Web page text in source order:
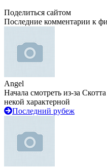
Поделиться сайтом
Последние комментарии к
Angel
Начала смотреть из-за
некой характерной
Последний рубеж